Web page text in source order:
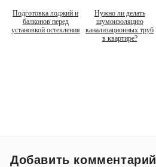
Подготовка лоджий и
балконов перед
установкой остекления
Нужно ли делать
шумоизоляцию
канализационных труб
в квартире?
Добавить комментарий